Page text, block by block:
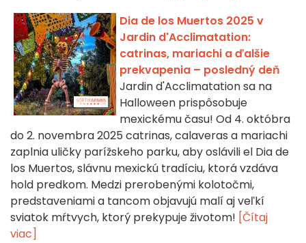
Dia de los Muertos 2025 v
Jardin d'Acclimatation:
catrinas, mariachi a ďalšie
prekvapenia – posledný deň
Jardin d'Acclimatation sa na
Halloween prispôsobuje
mexickému času! Od 4. októbra
do 2. novembra 2025 catrinas, calaveras a mariachi
zaplnia uličky parížskeho parku, aby oslávili el Dia de
los Muertos, slávnu mexickú tradíciu, ktorá vzdáva
hold predkom. Medzi prerobenými kolotočmi,
predstaveniami a tancom objavujú malí aj veľkí
sviatok mŕtvych, ktorý prekypuje životom! [Čítaj
viac]